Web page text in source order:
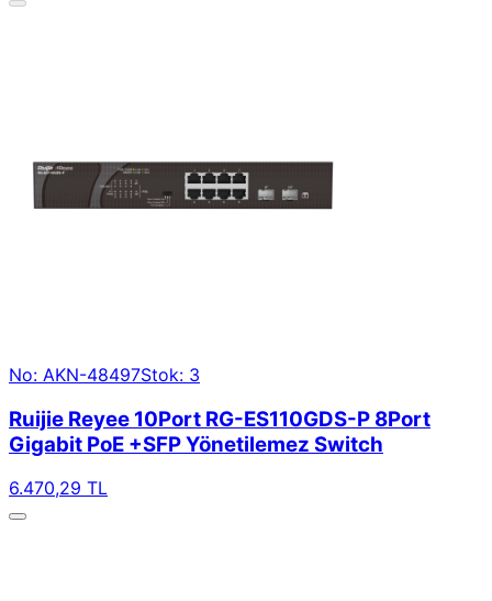
No: AKN-48497Stok: 3
Ruijie Reyee 10Port RG-ES110GDS-P 8Port
Gigabit PoE +SFP Yönetilemez Switch
6.470,29 TL